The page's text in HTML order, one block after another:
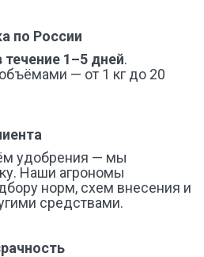
по России
течение 1–5 дней.
— от 1 кг до 20
удобрения — мы
Наши агрономы
норм, схем внесения и
средствами.